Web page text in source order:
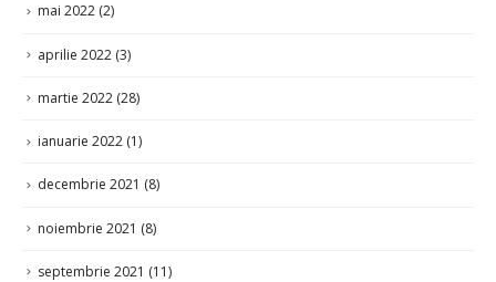
mai 2022 (2)
aprilie 2022 (3)
martie 2022 (28)
ianuarie 2022 (1)
decembrie 2021 (8)
noiembrie 2021 (8)
septembrie 2021 (11)